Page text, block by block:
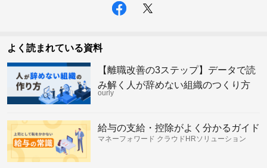
よく読まれている資料
【離職改善の3ステップ】データで読
み解く人が辞めない組織のつくり方
ourly
給与の支給・控除がよく分かるガイド
マネーフォワード クラウドHRソリューション